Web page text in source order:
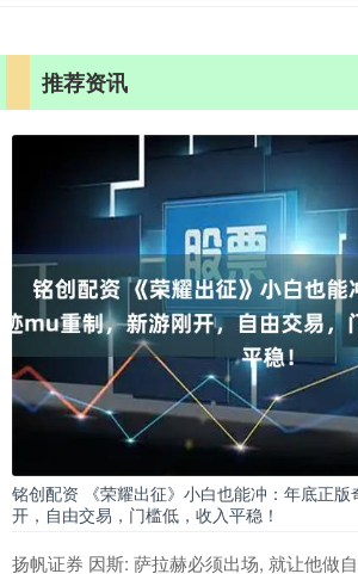
推荐资讯
铭创配资 《荣耀出征》小白也能冲：年底正版
开，自由交易，门槛低，收入平稳！
扬帆证券 因斯: 萨拉赫必须出场, 就让他做